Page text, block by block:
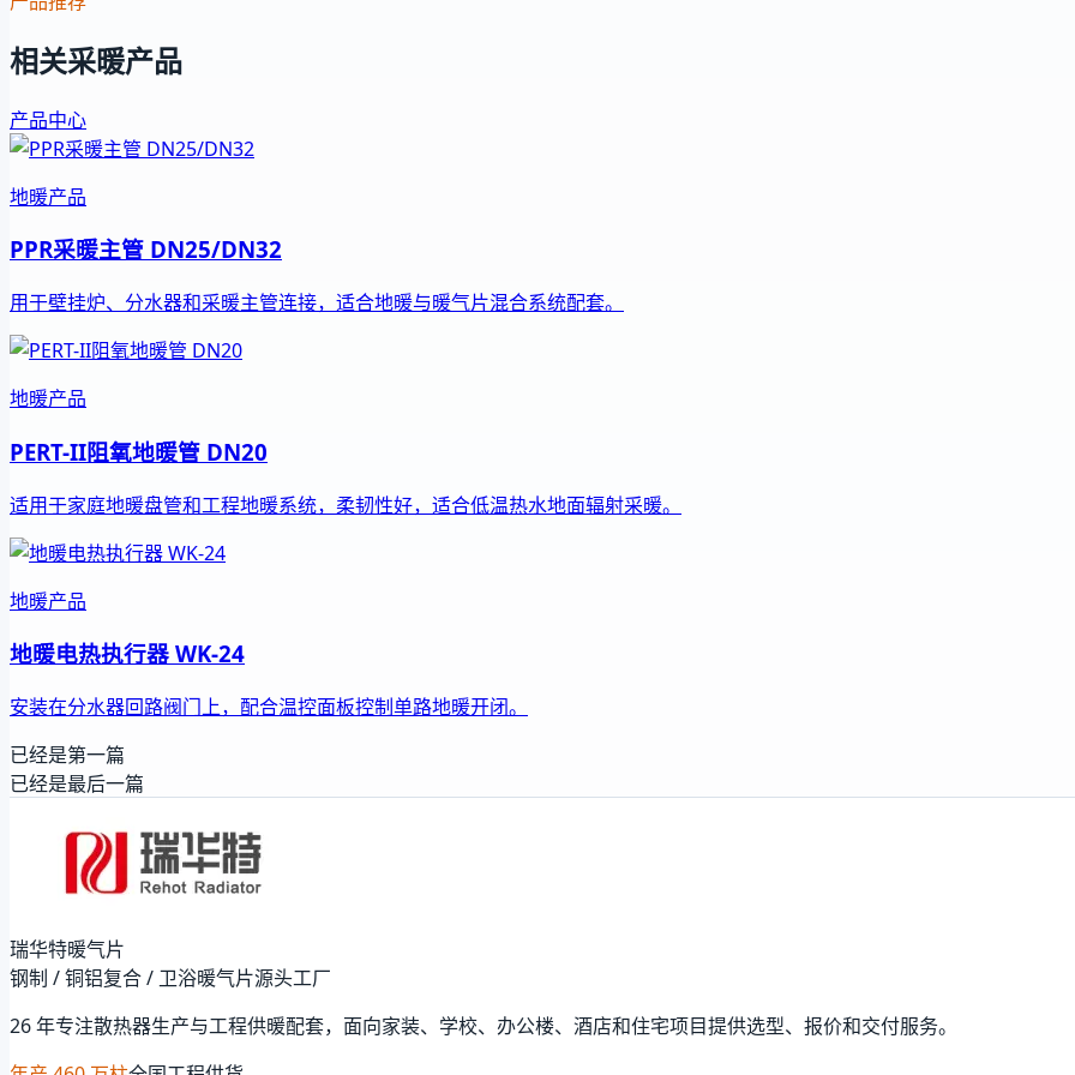
相关采暖产品
产品中心
地暖产品
PPR采暖主管 DN25/DN32
用于壁挂炉、分水器和采暖主管连接，适合地暖与暖气片混合系统配套。
地暖产品
PERT-II阻氧地暖管 DN20
适用于家庭地暖盘管和工程地暖系统，柔韧性好，适合低温热水地面辐射采暖。
地暖产品
地暖电热执行器 WK-24
安装在分水器回路阀门上，配合温控面板控制单路地暖开闭。
已经是第一篇
已经是最后一篇
瑞华特暖气片
钢制 / 铜铝复合 / 卫浴暖气片源头工厂
26 年专注散热器生产与工程供暖配套，面向家装、学校、办公楼、酒店和住宅项目提供选型、报价和交付服务。